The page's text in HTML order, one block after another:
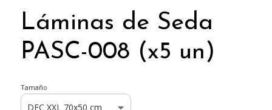
Láminas de Seda
PASC-008 (x5 un)
Tamaño